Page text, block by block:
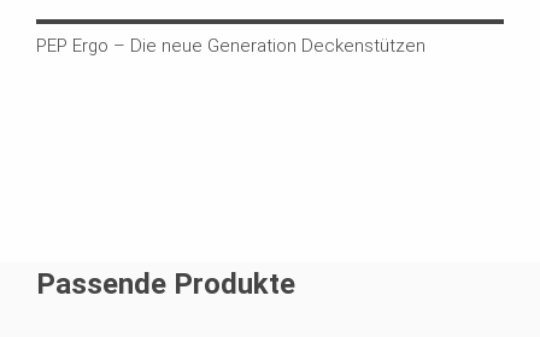
PEP Ergo – Die neue Generation Deckenstützen
Passende Produkte